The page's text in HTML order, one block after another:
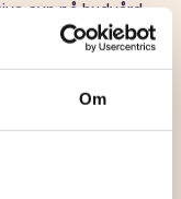
Om
syn på hudvård.
redaktör på
utifrån varje
Det som